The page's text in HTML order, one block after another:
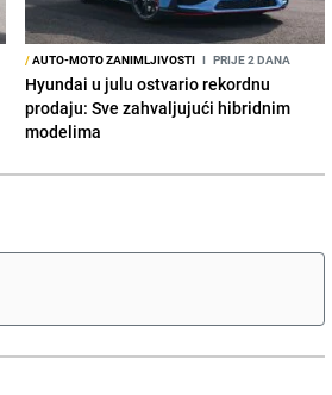
/AUTO-MOTO ZANIMLJIVOSTI I PRIJE 2 DANA
Hyundai u julu ostvario rekordnu
prodaju: Sve zahvaljujući hibridnim
modelima